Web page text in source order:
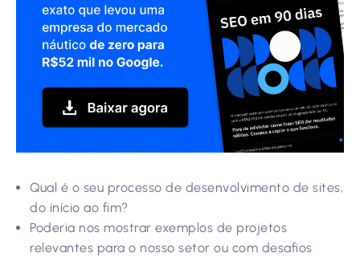
Qual é o seu processo de desenvolvimento de sites,
do início ao fim?
Poderia nos mostrar exemplos de projetos
relevantes para o nosso setor ou com desafios